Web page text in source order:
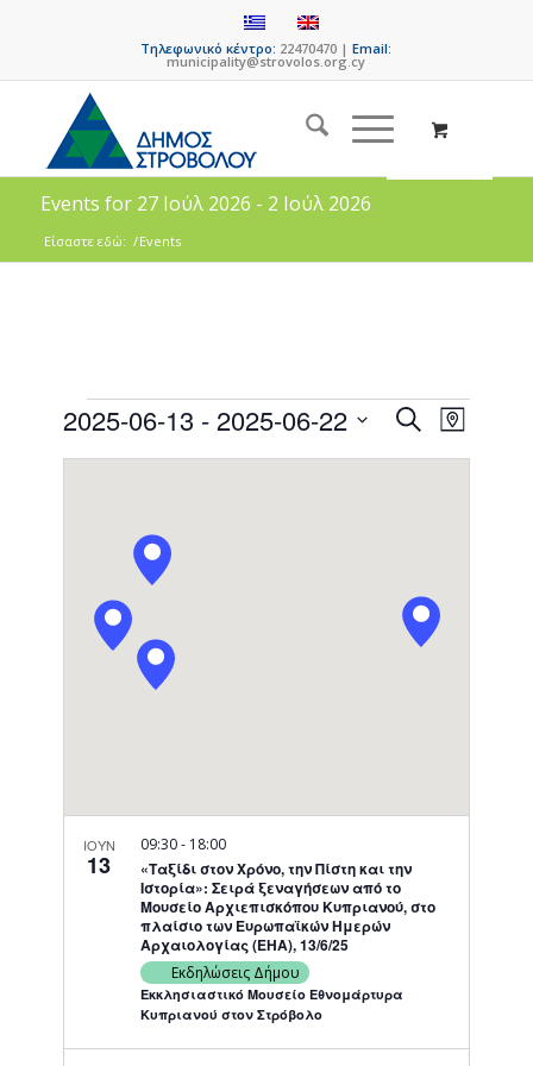
Τηλεφωνικό κέντρο: 22470470 |Email:
municipality@strovolos.org.cy
Events for 27 Ιούλ 2026 - 2 Ιούλ 2026
Είσαστε εδώ: /Events
Events
Search
SearchEvent
Views
Map
2025-06-13 - 2025-06-22
ΙΟΥΝ
13
«Ταξίδι στον Χρόνο, την Πίστη και την
Ιστορία»: Σειρά ξεναγήσεων από το
Μουσείο Αρχιεπισκόπου Κυπριανού, στο
πλαίσιο των Ευρωπαϊκών Ημερών
Αρχαιολογίας (ΕΗΑ), 13/6/25
09:30- 18:00
Εκδηλώσεις Δήμου
Εκκλησιαστικό Μουσείο Εθνομάρτυρα
Κυπριανού στον Στρόβολο